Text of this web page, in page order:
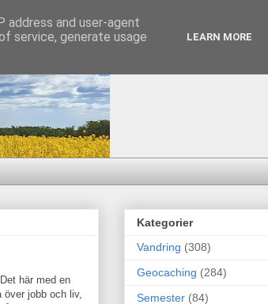
här med en
jobb och liv,
Kategorier
Vandring (308)
Geocaching (284)
Semester (84)
address and user-agent
service, generate usage
LEARN MORE